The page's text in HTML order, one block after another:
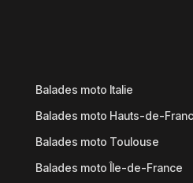
Balades moto Italie
Balades moto Hauts-de-
Balades moto Toulouse
Balades moto Île-de-France